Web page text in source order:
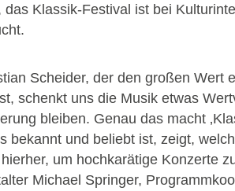
Klassik-Festival ist bei
Scheider, der den großen Wert
schenkt uns die Musik etwas
bleiben. Genau das macht
und beliebt ist, zeigt,
um hochkarätige Konzerte
Michael Springer,